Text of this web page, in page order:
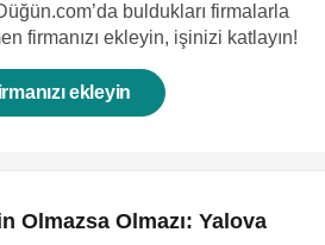
buldukları firmalarla
firmanızı ekleyin, işinizi katlayın!
ekleyin
Olmazsa Olmazı: Yalova